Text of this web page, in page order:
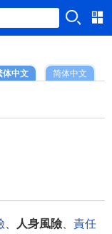
简体中文
体中文
人身風險
責任